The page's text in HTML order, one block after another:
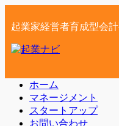
起業家経営者育成型会
ホーム
マネージメント
スタートアップ
お問い合わせ